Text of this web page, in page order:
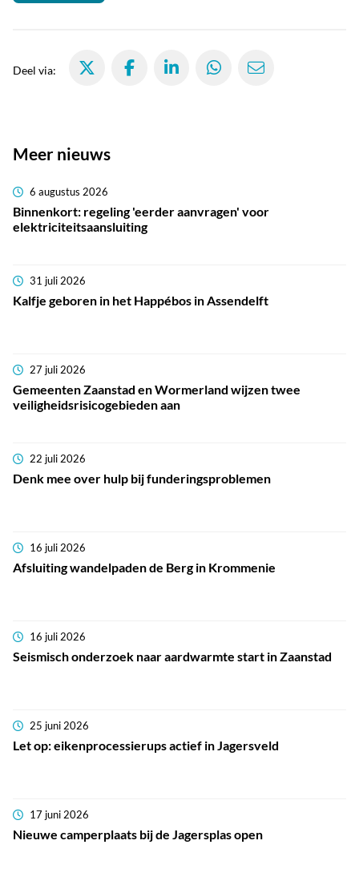
Deel via:
Deel via X, opent in nieuw tabblad
Deel via Facebook, opent in nieuw
Deel via LinkedIn, opent in
Deel via WhatsApp,
Meer nieuws
Binnenkort: regeling 'eerder aanvragen' voor
elektriciteitsaansluiting
6 augustus 2026
Kalfje geboren in het Happébos in Assendelft
31 juli 2026
Gemeenten Zaanstad en Wormerland wijzen twee
veiligheidsrisicogebieden aan
27 juli 2026
Denk mee over hulp bij funderingsproblemen
22 juli 2026
Afsluiting wandelpaden de Berg in Krommenie
16 juli 2026
Seismisch onderzoek naar aardwarmte start in Zaanstad
16 juli 2026
Let op: eikenprocessierups actief in Jagersveld
25 juni 2026
Nieuwe camperplaats bij de Jagersplas open
17 juni 2026